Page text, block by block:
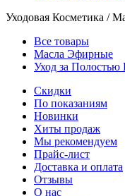
Уходовая Косметика /
Все товары
Масла Эфирные
Уход за Полостью
Скидки
По показаниям
Новинки
Хиты продаж
Мы рекомендуем
Прайс-лист
Доставка и оплата
Отзывы
О нас